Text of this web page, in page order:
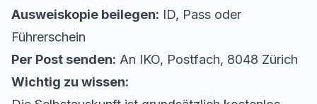
Ausweiskopie beilegen: ID, Pass oder
Führerschein
Per Post senden: An IKO, Postfach, 8048 Zürich
Wichtig zu wissen: